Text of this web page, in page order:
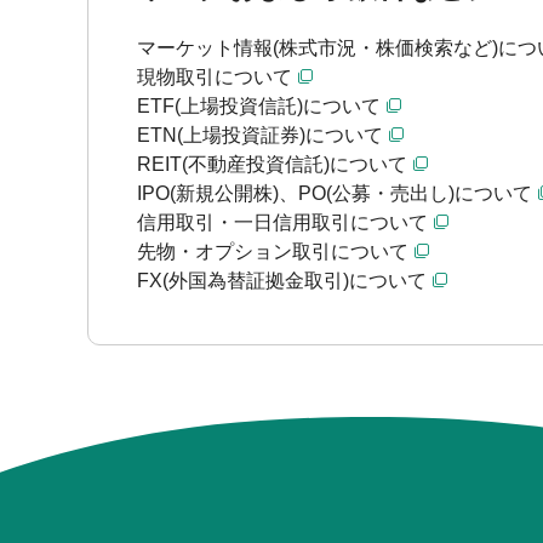
マーケット情報(株式市況・株価検索など)につ
現物取引について
ETF(上場投資信託)について
ETN(上場投資証券)について
REIT(不動産投資信託)について
IPO(新規公開株)、PO(公募・売出し)について
信用取引・一日信用取引について
先物・オプション取引について
FX(外国為替証拠金取引)について